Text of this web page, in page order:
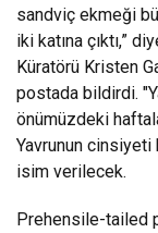
sandviç ekmeği
iki katına çıktı,”
Küratörü Kristen
postada bildirdi.
önümüzdeki
Yavrunun
isim verilecek.
Prehensile-tailed